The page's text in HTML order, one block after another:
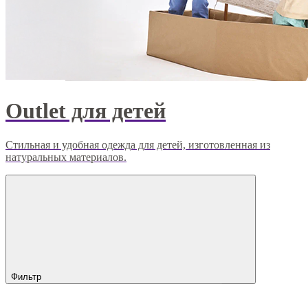
Outlet для детей
Стильная и удобная одежда для детей, изготовленная из
натуральных материалов.
Фильтр